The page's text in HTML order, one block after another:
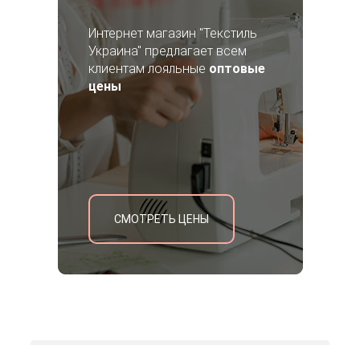
Интернет магазин "Текстиль
Украина" предлагает всем
клиентам лояльные оптовые
цены
СМОТРЕТЬ ЦЕНЫ